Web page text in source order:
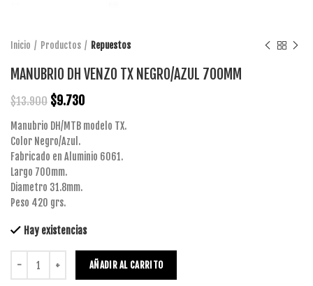
Inicio Productos Repuestos
MANUBRIO DH VENZO TX NEGRO/AZUL 700MM
$13.900 $9.730
Manubrio DH/MTB modelo TX.
Color Negro/Azul.
Fabricado en Aluminio 6061.
Largo 700mm.
Diametro 31.8mm.
Peso 420 grs.
Hay existencias
AÑADIR AL CARRITO